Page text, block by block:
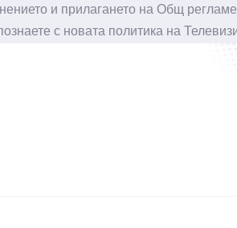
и прилагането на Общ
с новата политика на